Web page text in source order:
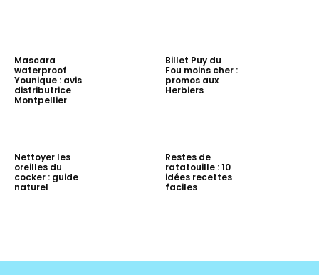
Mascara
waterproof
Younique : avis
distributrice
Montpellier
Billet Puy du
Fou moins cher :
promos aux
Herbiers
Nettoyer les
oreilles du
cocker : guide
naturel
Restes de
ratatouille : 10
idées recettes
faciles